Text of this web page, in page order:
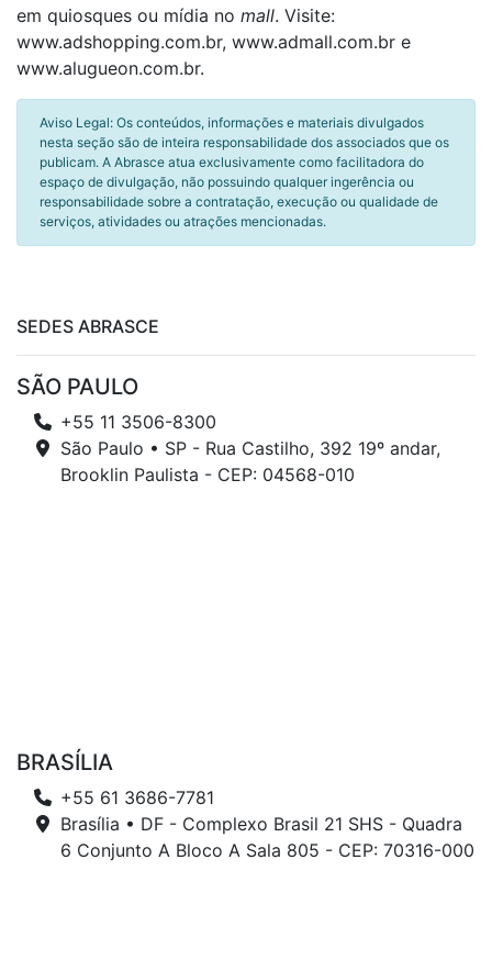
em quiosques ou mídia no mall. Visite:
www.adshopping.com.br, www.admall.com.br e
www.alugueon.com.br.
Aviso Legal: Os conteúdos, informações e materiais divulgados
nesta seção são de inteira responsabilidade dos associados que os
publicam. A Abrasce atua exclusivamente como facilitadora do
espaço de divulgação, não possuindo qualquer ingerência ou
responsabilidade sobre a contratação, execução ou qualidade de
serviços, atividades ou atrações mencionadas.
SEDES ABRASCE
SÃO PAULO
+55 11 3506-8300
São Paulo • SP - Rua Castilho, 392 19º andar,
Brooklin Paulista - CEP: 04568-010
BRASÍLIA
+55 61 3686-7781
Brasília • DF - Complexo Brasil 21 SHS - Quadra
6 Conjunto A Bloco A Sala 805 - CEP: 70316-000